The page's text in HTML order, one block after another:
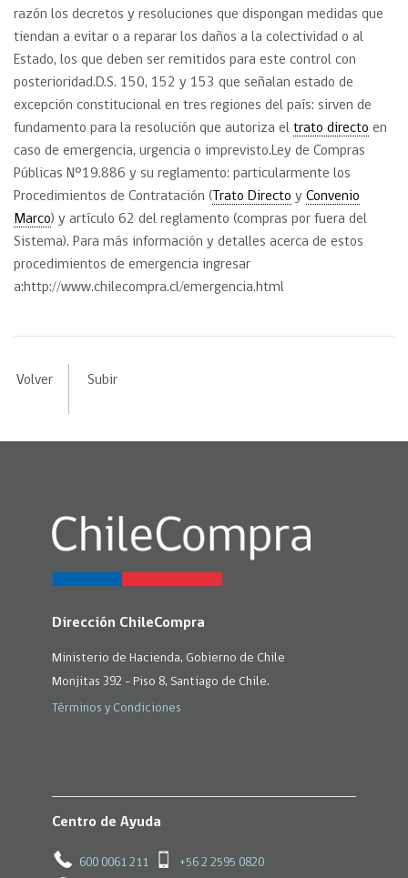
razón los decretos y resoluciones que dispongan medidas que
tiendan a evitar o a reparar los daños a la colectividad o al
Estado, los que deben ser remitidos para este control con
posterioridad.D.S. 150, 152 y 153 que señalan estado de
excepción constitucional en tres regiones del país: sirven de
fundamento para la resolución que autoriza el trato directo en
caso de emergencia, urgencia o imprevisto.Ley de Compras
Públicas N°19.886 y su reglamento: particularmente los
Procedimientos de Contratación ( Trato Directo y Convenio
Marco) y artículo 62 del reglamento (compras por fuera del
Sistema). Para más información y detalles acerca de estos
procedimientos de emergencia ingresar
a:http://www.chilecompra.cl/emergencia.html
Volver Subir
Dirección ChileCompra
Ministerio de Hacienda, Gobierno de Chile
Monjitas 392 - Piso 8, Santiago de Chile.
Términos y Condiciones
Centro de Ayuda
600 0061 211 +56 2 2595 0820